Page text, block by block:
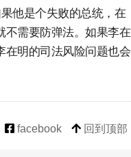
他是个失败的总统，在
不需要防弹法。如果李在
在明的司法风险问题也会
facebook
回到顶部